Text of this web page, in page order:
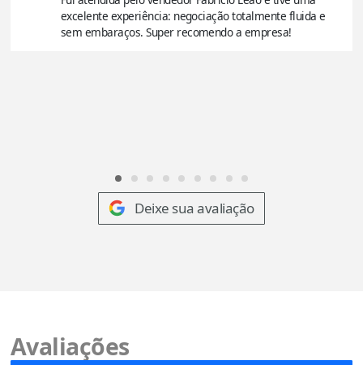
excelente experiência: negociação totalmente fluida e
sem embaraços. Super recomendo a empresa!
Deixe sua avaliação
Avaliações